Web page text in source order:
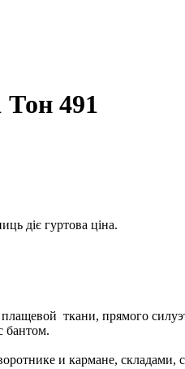
Тон 491
діє гуртова ціна.
ткани, прямого
бантом.
и кармане, складами,